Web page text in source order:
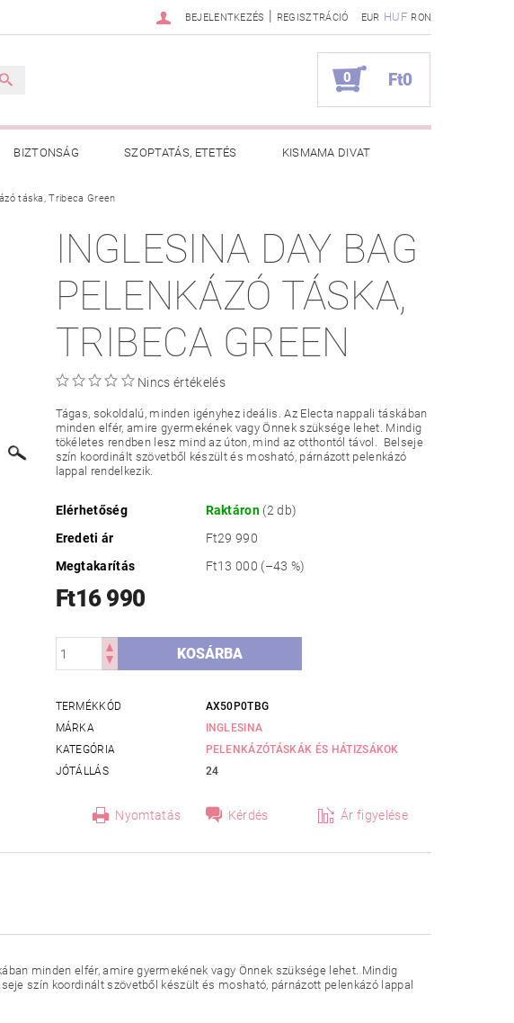
EUR HUF RON
BEJELENTKEZÉS | REGISZTRÁCIÓ
0 Ft0
BIZTONSÁG SZOPTATÁS, ETETÉS KISMAMA DIVAT
TÁJÉKOZTATÓ
HASZNOS TANÁCSOK RENDELÉSEM
táska, Tribeca Green
INGLESINA DAY BAG
PELENKÁZÓ TÁSKA,
TRIBECA GREEN
Nincs értékelés
Tágas, sokoldalú, minden igényhez ideális. Az Electa nappali táskában
minden elfér, amire gyermekének vagy Önnek szüksége lehet. Mindig
tökéletes rendben lesz mind az úton, mind az otthontól távol. Belseje
szín koordinált szövetből készült és mosható, párnázott pelenkázó
lappal rendelkezik.
Elérhetőség Raktáron (2 db)
Eredeti ár
Ft29 990
Megtakarítás
Ft13 000 (–43 %)
Ft16 990
TERMÉKKÓD
AX50P0TBG
MÁRKA
INGLESINA
KATEGÓRIA
PELENKÁZÓTÁSKÁK ÉS HÁTIZSÁKOK
JÓTÁLLÁS
24
Nyomtatás Kérdés Ár figyelése
minden elfér, amire gyermekének vagy Önnek szüksége lehet. Mindig
szín koordinált szövetből készült és mosható, párnázott pelenkázó lappal